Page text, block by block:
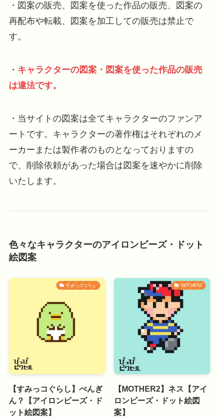
・図案の販売、図案を使った作品の販売、図案の
再配布や転載、図案を加工しての販売は禁止で
す。
・ キャラクターの図案・図案を使った作品の販売
は違法です。
・当サイトの図案は全てキャラクターのファンア
ートです。キャラクターの著作権はそれぞれのメ
ーカーまたは製作者のものとなっておりますの
で、削除依頼があった場合は図案を速やかに削除
いたします。
色々なキャラクターのアイロンビーズ・ドット
絵図案
すみっコぐらし
【すみっコぐらし】ぺんぎ
ん？【アイロンビーズ・ド
ット絵図案】
MOTHER2
【MOTHER2】ネス【アイ
ロンビーズ・ドット絵図
案】